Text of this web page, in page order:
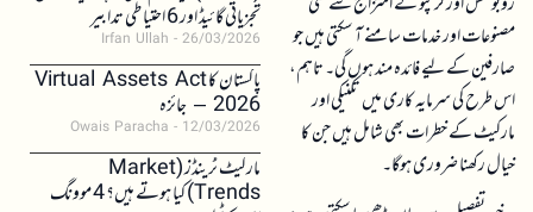
مصنوعات اور خدمات سامنے آ سکتی ہیں جو
صارفین کے لیے فائدہ مند ہوں گی۔ تاہم،
اس طرح کی سرمایہ کاری میں تکنیکی اور
مارکیٹ کے خطرات بھی شامل ہیں جن کا
خیال رکھنا ضروری ہوگا۔
تجزیاتی گائیڈ اور 6 احتیاطی تدابیر
Irfan Ullah 26/03/2026
پاکستان کا Virtual Assets Act
2026 – جائزہ
Owais Paracha 12/03/2026
مارکیٹ ٹرینڈز (Market
Trends) کیا ہوتے ہیں؟ 4 موونگ